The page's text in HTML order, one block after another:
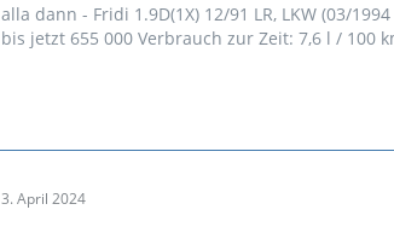
alla dann - Fridi 1.9D(1X) 12/91 LR, LKW (03/
bis jetzt 655 000 Verbrauch zur Zeit: 7,6 l / 100
3. April 2024